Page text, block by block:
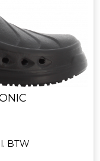
BTW